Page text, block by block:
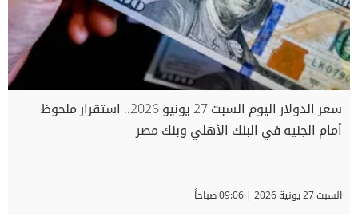
سعر الدولار اليوم السبت 27 يونيو 2026.. استقرار ملحوظ
أمام الجنيه في البنك الأهلي وبنك مصر
السبت 27 يونية 2026 | 09:06 صباحاً